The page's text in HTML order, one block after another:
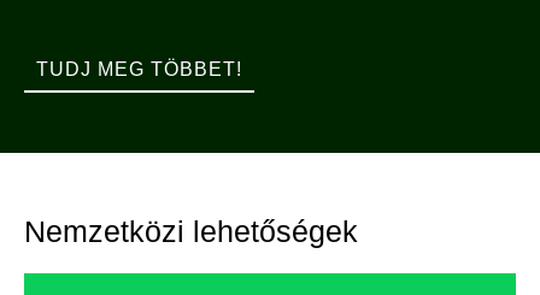
TUDJ MEG TÖBBET!
Nemzetközi lehetőségek